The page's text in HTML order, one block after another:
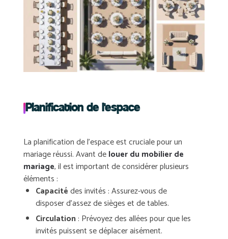
Planification de l'espace
Laplanificationde l’espace est cruciale pour un
mariage réussi. Avant delouer du mobilier de
mariage, il est important de considérer plusieurs
éléments :
Capacitédes invités : Assurez-vous de
disposer d’assez de sièges et de tables.
Circulation: Prévoyez des allées pour que les
invités puissent se déplacer aisément.